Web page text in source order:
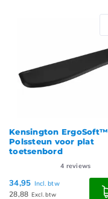
Kensington ErgoSoft™
Polssteun voor plat
toetsenbord
4 reviews
34,95 Incl. btw
28,88 Excl. btw